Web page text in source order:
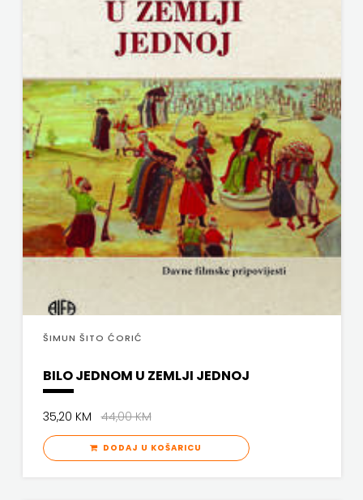
ŠIMUN ŠITO ĆORIĆ
BILO JEDNOM U ZEMLJI JEDNOJ
35,20 KM44,00 KM
DODAJ U KOŠARICU